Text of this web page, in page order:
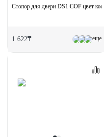
еще
Стопор для двери DS1 COF цвет кофе
1 622₸